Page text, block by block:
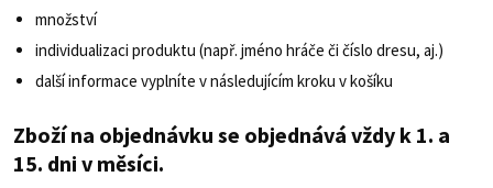
množství
individualizaci produktu (např. jméno hráče či číslo dresu, aj.)
další informace vyplníte v následujícím kroku v košíku
Zboží na objednávku se objednává vždy k 1. a
15. dni v měsíci.